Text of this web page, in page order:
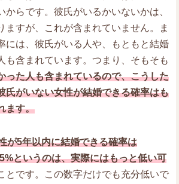
からです。彼氏がいるかいないかは、
ますが、これが含まれていません。ま
には、彼氏がいる人や、もともと結婚
も含まれています。つまり、そもそも
った人も含まれているので、こうした
氏がいない女性が結婚できる確率はも
ます。
が5年以内に結婚できる確率は
というのは、実際にはもっと低い可
とです。この数字だけでも充分低いで